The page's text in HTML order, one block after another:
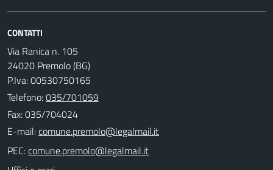
CONTATTI
Via Ranica n. 105
24020 Premolo (BG)
P.Iva: 00530750165
Telefono:035/701059
Fax: 035/704024
E-mail:
PEC: